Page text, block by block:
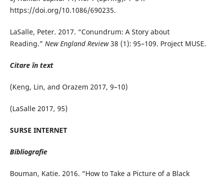
https://doi.org/10.1086/690235.
LaSalle, Peter. 2017. “Conundrum: A Story about
Reading.” New England Review38 (1): 95–109. Project MUSE.
Citare în text
(Keng, Lin, and Orazem 2017, 9–10)
(LaSalle 2017, 95)
SURSE INTERNET
Bibliografie
Bouman, Katie. 2016. “How to Take a Picture of a Black